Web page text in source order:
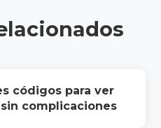
códigos para ver
complicaciones